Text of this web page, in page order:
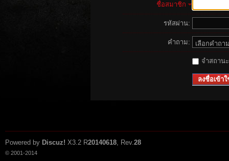
ชื่อสมาชิก
รหัสผ่าน:
คำถาม:
จำสถาน
ลงชื่อเข้าใ
Powered by Discuz! X3.2 R20140618, Rev.28
© 2001-2014